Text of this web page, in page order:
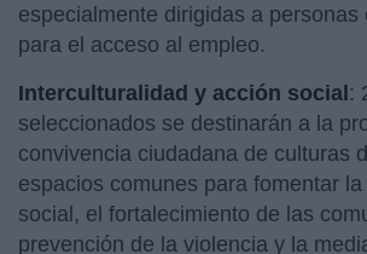
especialmente dirigidas a personas
para el acceso al empleo.
Interculturalidad y acción social:
seleccionados se destinarán a la
convivencia ciudadana de culturas
espacios comunes para fomentar
social, el fortalecimiento de las
prevención de la violencia y la